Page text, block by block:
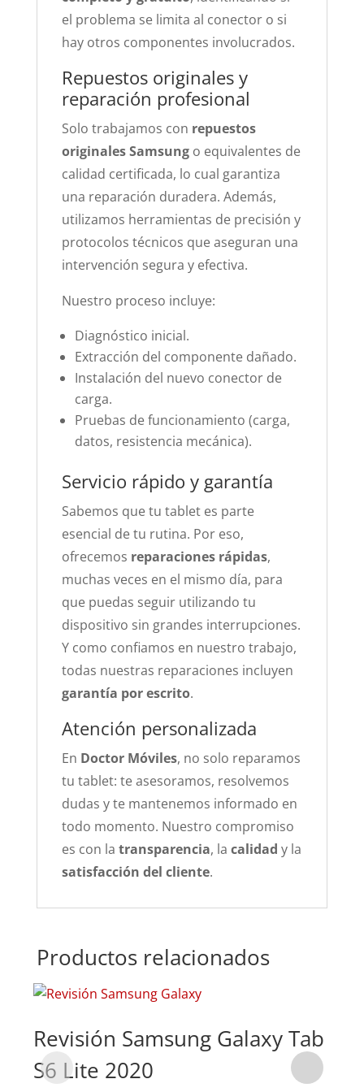
el problema se limita al conector o si
hay otros componentes involucrados.
Repuestos originales y
reparación profesional
Solo trabajamos con repuestos
originales Samsungo equivalentes de
calidad certificada, lo cual garantiza
una reparación duradera. Además,
utilizamos herramientas de precisión y
protocolos técnicos que aseguran una
intervención segura y efectiva.
Nuestro proceso incluye:
Diagnóstico inicial.
Extracción del componente dañado.
Instalación del nuevo conector de
carga.
Pruebas de funcionamiento (carga,
datos, resistencia mecánica).
Servicio rápido y garantía
Sabemos que tu tablet es parte
esencial de tu rutina. Por eso,
ofrecemos reparaciones rápidas,
muchas veces en el mismo día, para
que puedas seguir utilizando tu
dispositivo sin grandes interrupciones.
Y como confiamos en nuestro trabajo,
todas nuestras reparaciones incluyen
garantía por escrito.
Atención personalizada
En Doctor Móviles, no solo reparamos
tu tablet: te asesoramos, resolvemos
dudas y te mantenemos informado en
todo momento. Nuestro compromiso
es con la transparencia, la calidad y la
satisfacción del cliente.
Productos relacionados
Revisión Samsung Galaxy Tab
S6 Lite 2020